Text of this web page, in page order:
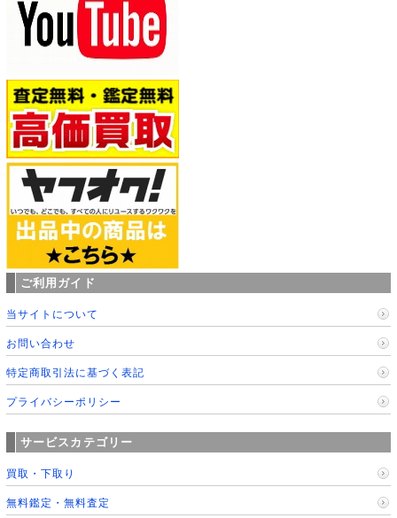
ご利用ガイド
当サイトについて
お問い合わせ
特定商取引法に基づく表記
プライバシーポリシー
サービスカテゴリー
買取・下取り
無料鑑定・無料査定